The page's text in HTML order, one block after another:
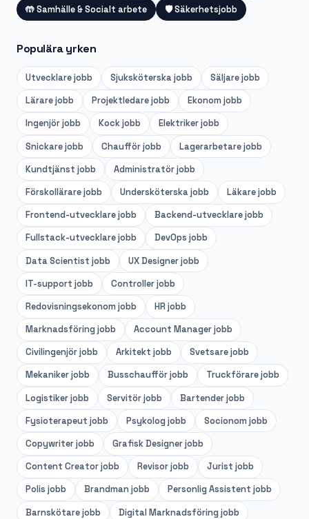
🤲Samhälle & Socialt arbete 🛡️Säkerhetsjobb
Populära yrken
Utvecklarejobb Sjuksköterskajobb Säljarejobb
Lärarejobb Projektledarejobb Ekonom jobb
Ingenjörjobb Kockjobb Elektrikerjobb
Snickarejobb Chaufförjobb Lagerarbetarejobb
Kundtjänst jobb Administratörjobb
Förskollärarejobb Undersköterskajobb Läkarejobb
Frontend-utvecklarejobb Backend-utvecklarejobb
Fullstack-utvecklarejobb DevOps jobb
Data Scientist jobb UX Designerjobb
IT-support jobb Controllerjobb
Redovisningsekonom jobb HR jobb
Marknadsföring jobb Account Managerjobb
Civilingenjörjobb Arkitekt jobb Svetsarejobb
Mekanikerjobb Busschaufförjobb Truckförarejobb
Logistikerjobb Servitörjobb Bartenderjobb
Fysioterapeut jobb Psykolog jobb Socionom jobb
Copywriterjobb Grafisk Designerjobb
Content Creatorjobb Revisorjobb Jurist jobb
Polis jobb Brandman jobb Personlig Assistent jobb
Barnskötarejobb Digital Marknadsföring jobb